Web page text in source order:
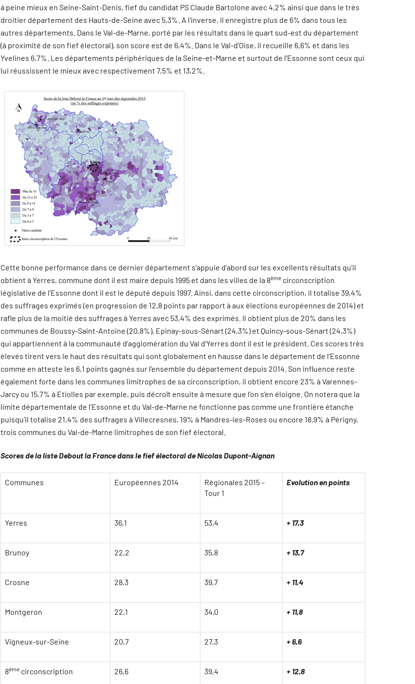
à peine mieux en Seine-Saint-Denis, fief du candidat PS Claude Bartolone avec 4,2% ainsi que dans le très
droitier département des Hauts-de-Seine avec 5,3%. A l’inverse, il enregistre plus de 6% dans tous les
autres départements. Dans le Val-de-Marne, porté par les résultats dans le quart sud-est du département
(à proximité de son fief électoral), son score est de 6,4%. Dans le Val-d’Oise, il recueille 6,6% et dans les
Yvelines 6,7%. Les départements périphériques de la Seine-et-Marne et surtout de l’Essonne sont ceux qui
lui réussissent le mieux avec respectivement 7,5% et 13,2%.
Cette bonne performance dans ce dernier département s’appuie d’abord sur les excellents résultats qu’il
obtient à Yerres, commune dont il est maire depuis 1995 et dans les villes de la 8ème circonscription
législative de l’Essonne dont il est le député depuis 1997. Ainsi, dans cette circonscription, il totalise 39,4%
des suffrages exprimés (en progression de 12,8 points par rapport à aux élections européennes de 2014) et
rafle plus de la moitié des suffrages à Yerres avec 53,4% des exprimés. Il obtient plus de 20% dans les
communes de Boussy-Saint-Antoine (20,8%), Epinay-sous-Sénart (24,3%) et Quincy-sous-Sénart (24,3%)
qui appartiennent à la communauté d’agglomération du Val d’Yerres dont il est le président. Ces scores très
élevés tirent vers le haut des résultats qui sont globalement en hausse dans le département de l’Essonne
comme en atteste les 6,1 points gagnés sur l’ensemble du département depuis 2014. Son influence reste
également forte dans les communes limitrophes de sa circonscription, il obtient encore 23% à Varennes-
Jarcy ou 15,7% à Etiolles par exemple, puis décroît ensuite à mesure que l’on s’en éloigne. On notera que la
limite départementale de l’Essonne et du Val-de-Marne ne fonctionne pas comme une frontière étanche
puisqu’il totalise 21,4% des suffrages à Villecresnes, 19% à Mandres-les-Roses ou encore 18,9% à Périgny,
trois communes du Val-de-Marne limitrophes de son fief électoral.
Scores de la liste Debout la France dans le fief électoral de Nicolas Dupont-Aignan
Communes Européennes 2014
Régionales 2015 –
Tour 1
Evolution en points
Yerres 36,1 53,4 + 17,3
Brunoy 22,2 35,8 + 13,7
Crosne 28,3 39,7 + 11,4
Montgeron 22,1 34,0 + 11,8
Vigneux-sur-Seine 20,7 27,3 + 6,6
8ème circonscription 26,6 39,4 + 12,8